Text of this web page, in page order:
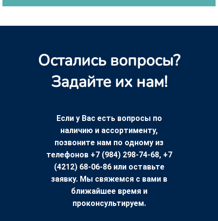
Остались вопросы?
Задайте их нам!
Если у Вас есть вопросы по
наличию и ассортименту,
позвоните нам по одному из
телефонов +7 (984) 298-74-68, +7
(4212) 68-06-86 или оставьте
заявку. Мы свяжемся с вами в
ближайшее время и
проконсультируем.